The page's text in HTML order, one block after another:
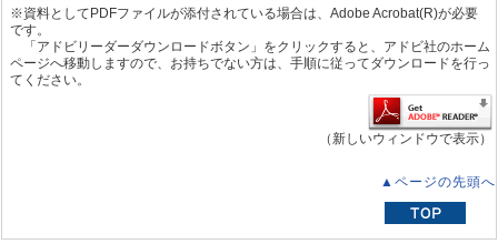
※資料としてPDFファイルが添付されている場合は、Adobe Acrobat(R)が必要
です。
「アドビリーダーダウンロードボタン」をクリックすると、アドビ社のホーム
ページへ移動しますので、お持ちでない方は、手順に従ってダウンロードを行っ
てください。
（新しいウィンドウで表示）
▲ページの先頭へ